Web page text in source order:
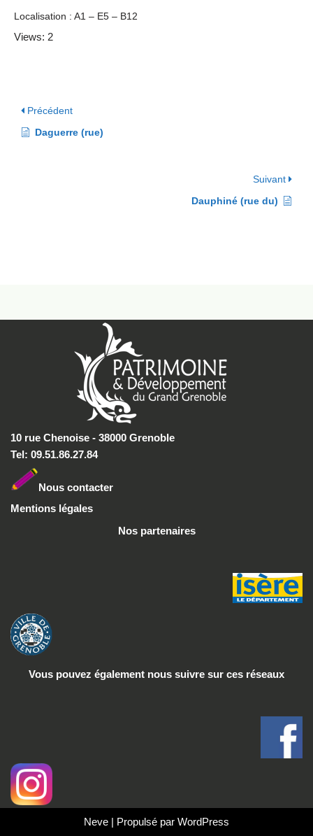
Localisation : A1 – E5 – B12
Views: 2
Précédent
Daguerre (rue)
Suivant
Dauphiné (rue du)
10 rue Chenoise - 38000 Grenoble
Tel: 09.51.86.27.84
Nous contacter
Mentions légales
Nos partenaires
Vous pouvez également nous suivre sur ces réseaux
Neve | Propulsé par WordPress